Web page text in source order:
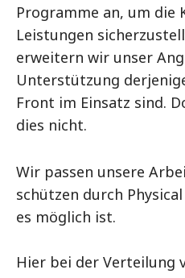
Programme an, um
Leistungen
erweitern wir unser
Unterstützung
Front im Einsatz sind.
dies nicht.
Wir passen unsere
schützen durch
es möglich ist.
Hier bei der Verteilung